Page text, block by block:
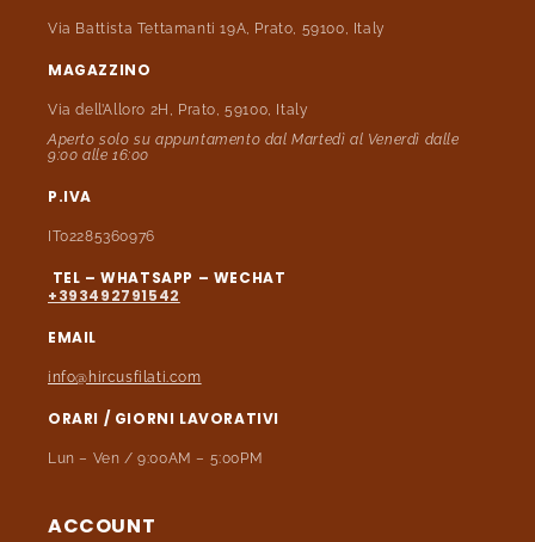
Via Battista Tettamanti 19A, Prato, 59100, Italy
MAGAZZINO
Via dell’Alloro 2H, Prato, 59100, Italy
Aperto solo su appuntamento dal Martedì al Venerdì dalle
9:00 alle 16:00
P.IVA
IT02285360976
TEL – WHATSAPP – WECHAT
+393492791542
EMAIL
info@hircusfilati.com
ORARI / GIORNI LAVORATIVI
Lun – Ven / 9:00AM – 5:00PM
ACCOUNT